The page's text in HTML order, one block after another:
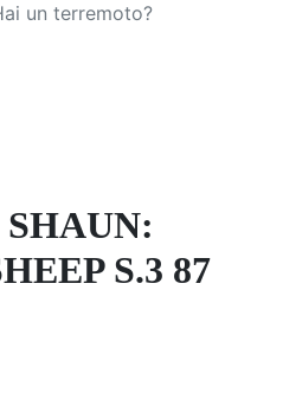
un terremoto?
S.3 87